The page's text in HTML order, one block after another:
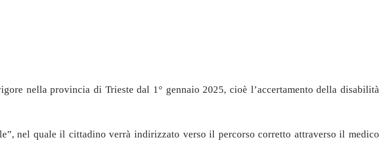
nella provincia di Trieste dal 1° gennaio 2025, cioè l’accertamento della disabilità
nel quale il cittadino verrà indirizzato verso il percorso corretto attraverso il medico